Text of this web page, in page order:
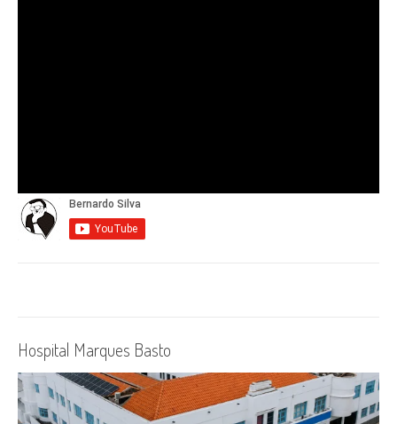
Hospital Marques Basto